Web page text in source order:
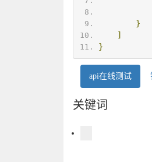
}
]
}
api在线测试
关键词